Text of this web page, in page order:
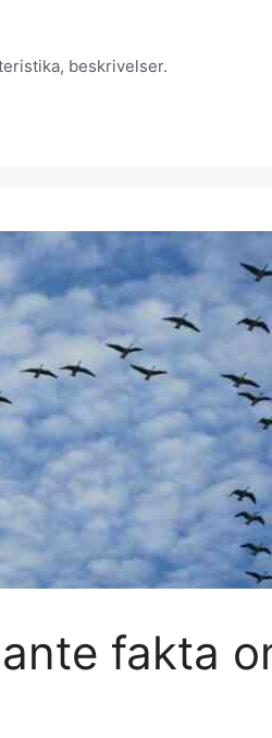
beskrivelser.
fakta